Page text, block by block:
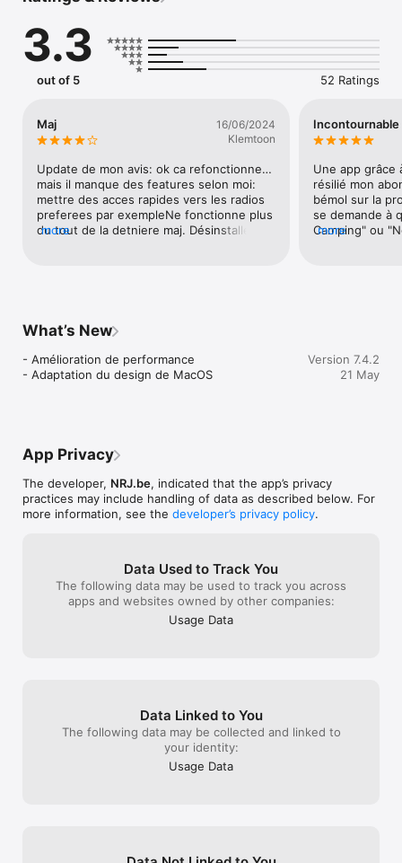
Accédez à nos radios à la une et découvrez les radios de nos
autres marques.
PODCASTS
musique, ciné, télé,... à écouter où et quand vous le voulez !
catalogue étendu à nos autres marques.
MAINTENANT AUSSI DANS VOTRE VOITURE
deviez désinstaller la version précédente avant d’installer
cette nouvelle version.
Avis » de l’App Store.
Précaution d’emploi :
l’application peut dans certains cas consommer de grandes
quantités de données.
L’utilisation d’un réseau, notamment 4G, d’un opérateur ou
fournisseur d’accès peut engendrer des frais supplémentaires,
3.3
out of 5 52 Ratings
Maj
16/06/2024
Klemtoon
Update de mon avis: ok ca refonctionne…
mais il manque des features selon moi:
mettre des acces rapides vers les radios
preferees par exempleNe fonctionne plus
du tout de la detniere maj. Désinstallé et
more
Incontournable
Une app grâce
résilié mon
bémol sur la
se demande à
Camping" ou
more
What’s New
- Amélioration de performance
- Adaptation du design de MacOS
Version 7.4.2
21 May
App Privacy
The developer, NRJ.be, indicated that the app’s privacy
practices may include handling of data as described below. For
more information, see the developer’s privacy policy.
Data Used to Track You
The following data may be used to track you across
apps and websites owned by other companies:
Usage Data
Data Linked to You
The following data may be collected and linked to
your identity:
Usage Data